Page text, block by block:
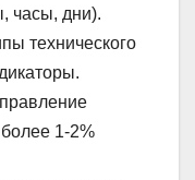
часы, дни).
технического
1-2%